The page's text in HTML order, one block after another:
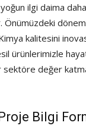
ilgi daima
kalitesini
ürünlerimizle
değer
Bilgi